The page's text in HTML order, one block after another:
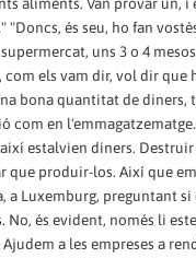
"Doncs, és seu, ho fan
uns 3 o 4
com els vam dir, vol dir que
bona quantitat de diners,
com en
estalvien diners.
que produir-los. Així que
a Luxemburg, preguntant
No, és evident, només li
a les empreses a